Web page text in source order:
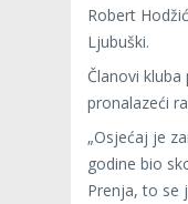
Robert
Ljubuški.
Članovi
pronalazeći
„Osjećaj je
godine bio
Prenja, to se